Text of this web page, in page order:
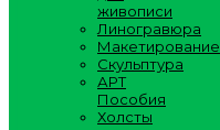
живописи
Линогравюра
Макетирование
Скульптура
АРТ
Пособия
Холсты